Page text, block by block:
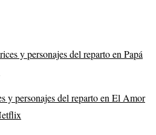
y personajes del reparto en Papá
y personajes del reparto en El Amor